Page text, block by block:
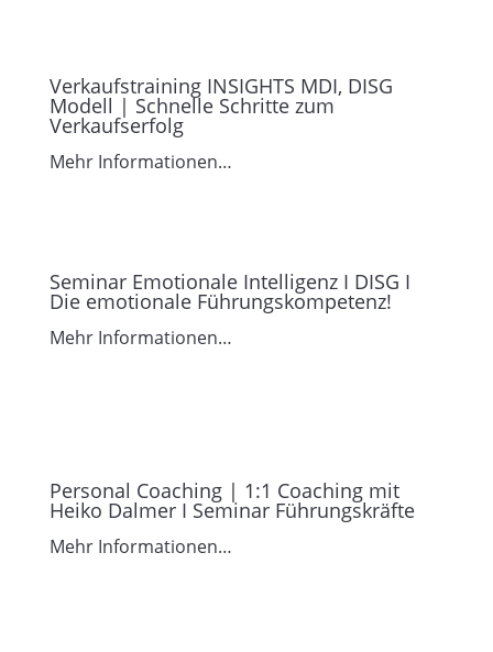
Verkaufstraining INSIGHTS MDI, DISG
Modell | Schnelle Schritte zum
Verkaufserfolg
Mehr Informationen…
Seminar Emotionale Intelligenz I DISG I
Die emotionale Führungskompetenz!
Mehr Informationen…
Personal Coaching | 1:1 Coaching mit
Heiko Dalmer I Seminar Führungskräfte
Mehr Informationen…